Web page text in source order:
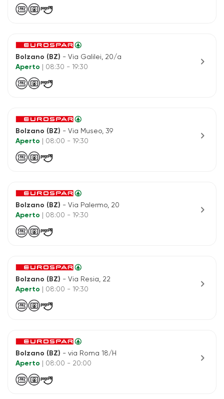
Bolzano (BZ) - Via Galilei, 20/a
Aperto
| 08:30 - 19:30 chevron_right
Bolzano (BZ) - Via Museo, 39
Aperto
| 08:00 - 19:30 chevron_right
Bolzano (BZ) - Via Palermo, 20
Aperto
| 08:00 - 19:30 chevron_right
Bolzano (BZ) - Via Resia, 22
Aperto
| 08:00 - 19:30 chevron_right
Bolzano (BZ) - via Roma 18/H
Aperto
| 08:00 - 20:00 chevron_right